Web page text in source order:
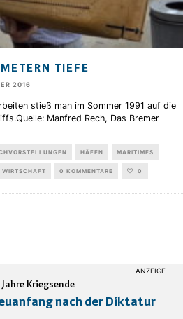
TIEFE
2016
stieß man im Sommer 1991 auf die
Manfred Rech, Das Bremer
HÄFEN MARITIMES
WIRTSCHAFT 0 KOMMENTARE 0
Jahre Kriegsende
nach der Diktatur